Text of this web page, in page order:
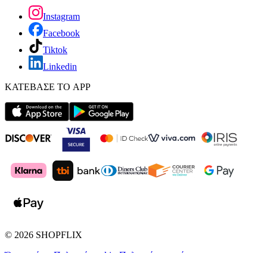
Instagram
Facebook
Tiktok
Linkedin
ΚΑΤΕΒΑΣΕ ΤΟ APP
© 2026 SHOPFLIX